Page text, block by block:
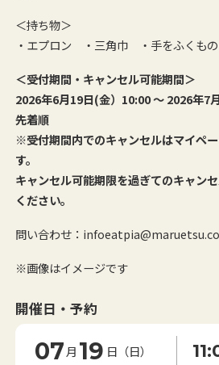
＜持ち物＞
・エプロン ・三角巾 ・手をふくも
＜受付期間・キャンセル可能期間＞
2026年6月19日(金）10:00 ～ 2026年7
先着順
※受付期間内でのキャンセルはマイペ
す。
キャンセル可能期限を過ぎてのキャン
ください。
問い合わせ：
※画像はイメージです
開催日・予約
07月 19 日（日）